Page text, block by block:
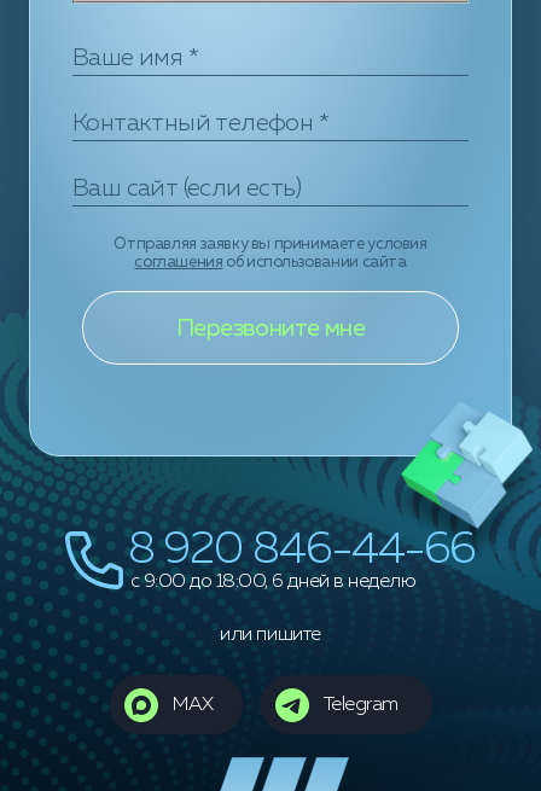
Отправляя заявку вы принимаете условия
соглашения об использовании сайта
8 920 846-44-66
c 9:00 до 18:00, 6 дней в неделю
или пишите
MAX Telegram